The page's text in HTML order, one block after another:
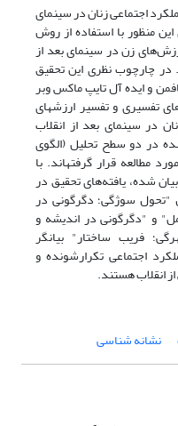
اجتماعی زنان در سینمای
منظور با استفاده از روش
زن در سینمای بعد از
در چارچوب نظری این تحقیق
و ایده آل تایپ ماکس وبر
تفسیری و تفسیر ارزش­های
در سینمای بعد از انقلاب
در دو سطح تحلیل (الگوی
مطالعه قرار گرفته­اند. با
شده، یافته‌‌های تحقیق در
"تحول سوژگی؛ دگرگونی در
و "دگرگونی در اندیشه و
فریب ساختار" بیانگر
اجتماعی تکرارشونده و
انقلاب هستند.
نشانه شناسی